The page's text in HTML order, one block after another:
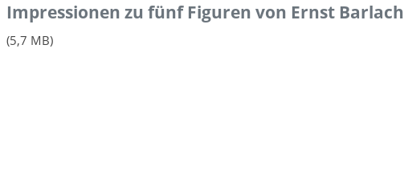
Impressionen zu fünf Figuren von Ernst Barlach
(5,7 MB)